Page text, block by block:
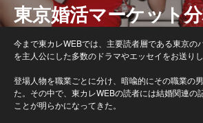
東京婚活マーケット
今まで東カレWEBでは、主要読者層である東京の
を主人公にした多数のドラマやエッセイをお送りし
登場人物を職業ごとに分け、暗喩的にその職業の
た。その中で、東カレWEBの読者には結婚関連の
ことが明らかになってきた。